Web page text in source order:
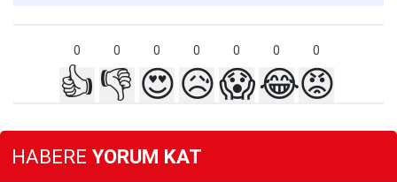
0 0 0 0 0 0 0
👍 👎 😍😥😱😂😡
HABERE YORUM KAT